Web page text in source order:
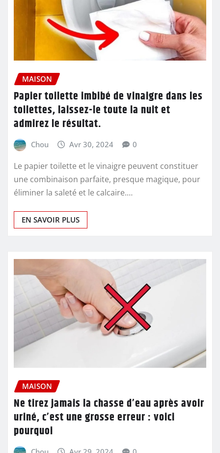
MAISON
Papier toilette imbibé de vinaigre dans les
toilettes, laissez-le toute la nuit et
admirez le résultat.
Chou Avr 30, 2024 0
Le papier toilette et le vinaigre peuvent constituer
une combinaison parfaite, presque magique, pour
éliminer la saleté et le calcaire.…
EN SAVOIR PLUS
MAISON
Ne tirez jamais la chasse d’eau après avoir
uriné, c’est une grosse erreur : voici
pourquoi